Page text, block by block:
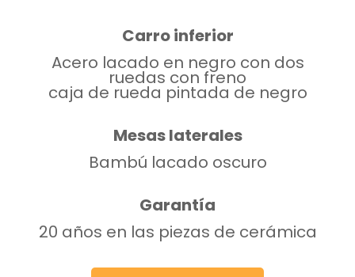
Carro inferior
Acero lacado en negro con dos
ruedas con freno
caja de rueda pintada de negro
Mesas laterales
Bambú lacado oscuro
Garantía
20 años en las piezas de cerámica